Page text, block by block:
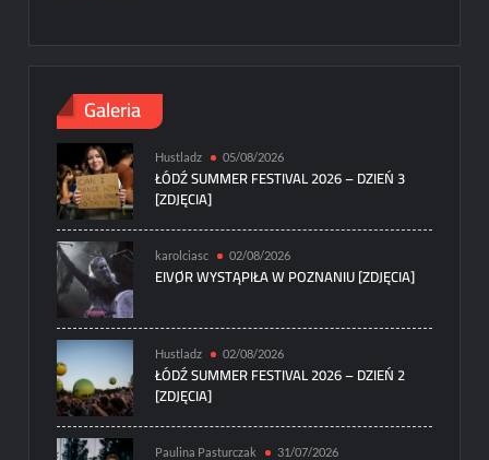
Galeria
Hustladz 05/08/2026
ŁÓDŹ SUMMER FESTIVAL 2026 – DZIEŃ 3
[ZDJĘCIA]
karolciasc 02/08/2026
EIVØR WYSTĄPIŁA W POZNANIU [ZDJĘCIA]
Hustladz 02/08/2026
ŁÓDŹ SUMMER FESTIVAL 2026 – DZIEŃ 2
[ZDJĘCIA]
Paulina Pasturczak 31/07/2026